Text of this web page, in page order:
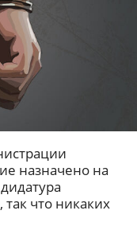
назначено на
что никаких